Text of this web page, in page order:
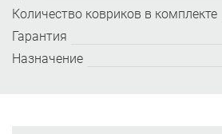
Количество ковриков в комплекте
Гарантия
Назначение